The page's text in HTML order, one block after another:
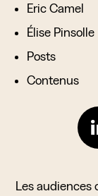
Eric Camel
Élise Pinsolle
Posts
Contenus
Les audiences